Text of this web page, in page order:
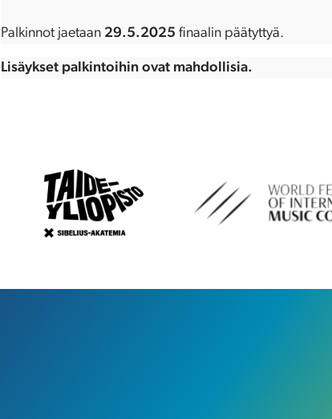
Palkinnot jaetaan 29.5.2025 finaalin päätyttyä.
Lisäykset palkintoihin ovat mahdollisia.